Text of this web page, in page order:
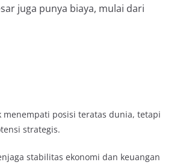
juga punya biaya, mulai dari
menempati posisi teratas dunia, tetapi
strategis.
stabilitas ekonomi dan keuangan